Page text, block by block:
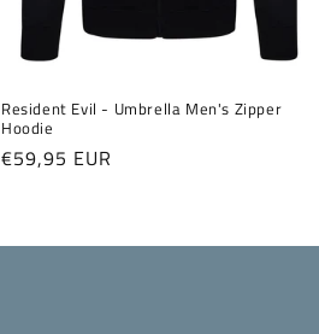
Resident Evil - Umbrella Men's Zipper
Hoodie
Normaler
€59,95 EUR